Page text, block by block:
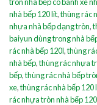
nhà bếp 120 lít,thùng rác
nhựa nhà bếp dạng tròn,
baiyun dùng trong nhà
rác nhà bếp 120l,thùng
nhà bếp,thùng rác nhựa
bếp,thùng rác nhà bếp
xe,thùng rác nhà bếp 120
rác nhựa tròn nhà bếp